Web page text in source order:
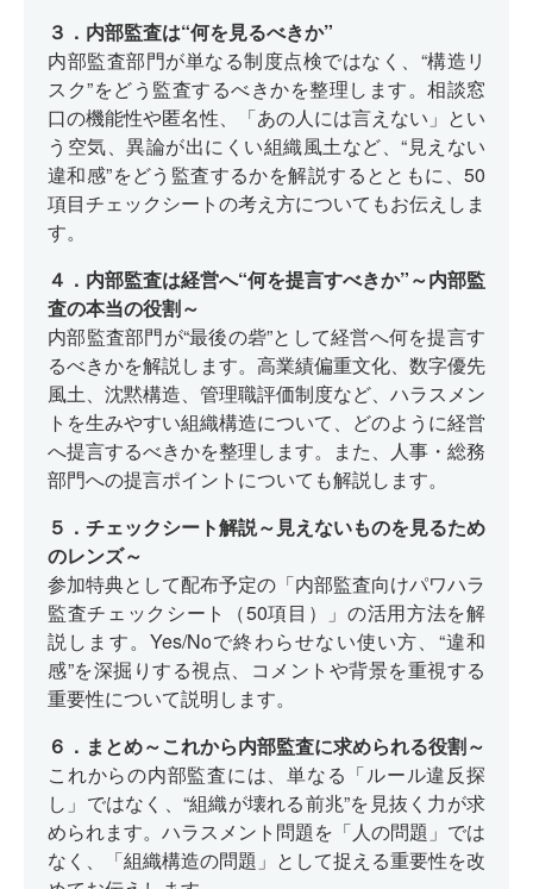
３．内部監査は“何を見るべきか”
内部監査部門が単なる制度点検ではなく、“構造リ
スク”をどう監査するべきかを整理します。相談窓
口の機能性や匿名性、「あの人には言えない」とい
う空気、異論が出にくい組織風土など、“見えない
違和感”をどう監査するかを解説するとともに、50
項目チェックシートの考え方についてもお伝えしま
す。
４．内部監査は経営へ“何を提言すべきか”～内部監
査の本当の役割～
内部監査部門が“最後の砦”として経営へ何を提言す
るべきかを解説します。高業績偏重文化、数字優先
風土、沈黙構造、管理職評価制度など、ハラスメン
トを生みやすい組織構造について、どのように経営
へ提言するべきかを整理します。また、人事・総務
部門への提言ポイントについても解説します。
５．チェックシート解説～見えないものを見るため
のレンズ～
参加特典として配布予定の「内部監査向けパワハラ
監査チェックシート（50項目）」の活用方法を解
説します。Yes/Noで終わらせない使い方、“違和
感”を深掘りする視点、コメントや背景を重視する
重要性について説明します。
６．まとめ～これから内部監査に求められる役割～
これからの内部監査には、単なる「ルール違反探
し」ではなく、“組織が壊れる前兆”を見抜く力が求
められます。ハラスメント問題を「人の問題」では
なく、「組織構造の問題」として捉える重要性を改